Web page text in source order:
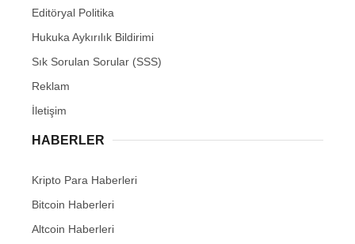
Editöryal Politika
Hukuka Aykırılık Bildirimi
Sık Sorulan Sorular (SSS)
Reklam
İletişim
HABERLER
Kripto Para Haberleri
Bitcoin Haberleri
Altcoin Haberleri